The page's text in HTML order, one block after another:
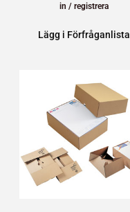
in / registrera
Lägg i Förfråganlista